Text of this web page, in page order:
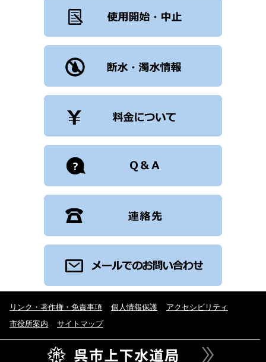
リンク・著作権・免責事項 個人情報保護
アクセシビリティ
市役所案内
サイトマップ